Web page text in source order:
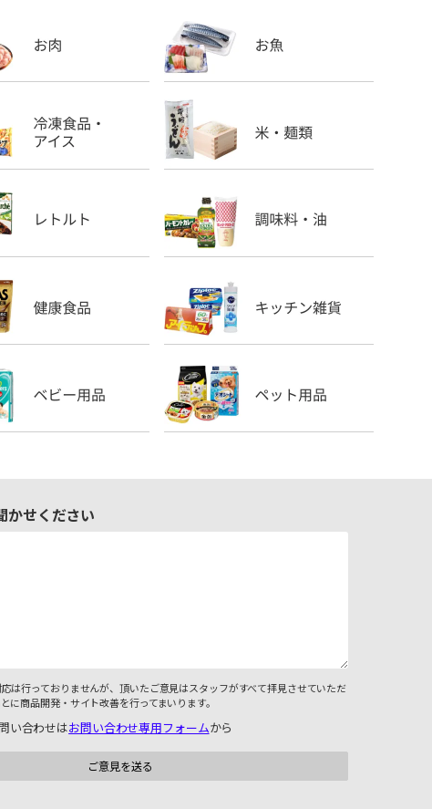
かせください
は行っておりませんが、頂いたご意見はスタッフがすべて拝見させていただ
に商品開発・サイト改善を行ってまいります。
い合わせはお問い合わせ専用フォームから